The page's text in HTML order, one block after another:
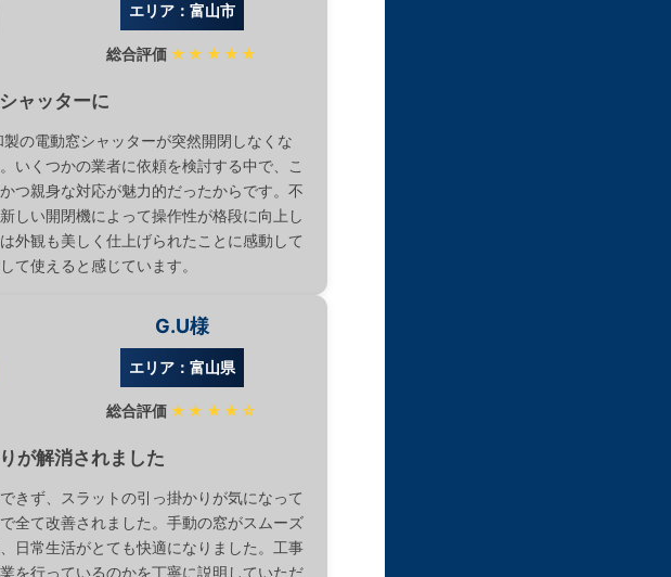
エリア：富山市
総合評価 ★★★★★
ャッターに
の電動窓シャッターが突然開閉しなくな
いくつかの業者に依頼を検討する中で、こ
つ親身な対応が魅力的だったからです。不
しい開閉機によって操作性が格段に向上し
外観も美しく仕上げられたことに感動して
て使えると感じています。
G.U様
エリア：富山県
総合評価 ★★★★☆
が解消されました
きず、スラットの引っ掛かりが気になって
全て改善されました。手動の窓がスムーズ
日常生活がとても快適になりました。工事
を行っているのかを丁寧に説明していただ